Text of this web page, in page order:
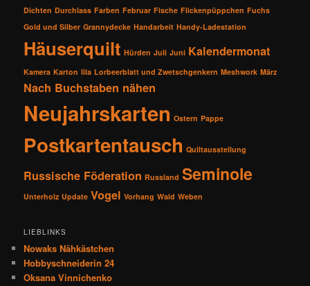
Dichten Durchlass Farben Februar Fische Flickenpüppchen Fuchs
Gold und Silber Grannydecke Handarbeit Handy-Ladestation
Häuserquilt Hürden Juli Juni Kalendermonat
Kamera Karton lila Lorbeerblatt und Zwetschgenkern Meshwork März
Nach Buchstaben nähen
Neujahrskarten Ostern Pappe
Postkartentausch Quiltausstellung
Russische Föderation Russland Seminole
Unterholz Update Vogel Vorhang Wald Weben
LIEBLINKS
Nowaks Nähkästchen
Hobbyschneiderin 24
Oksana Vinnichenko